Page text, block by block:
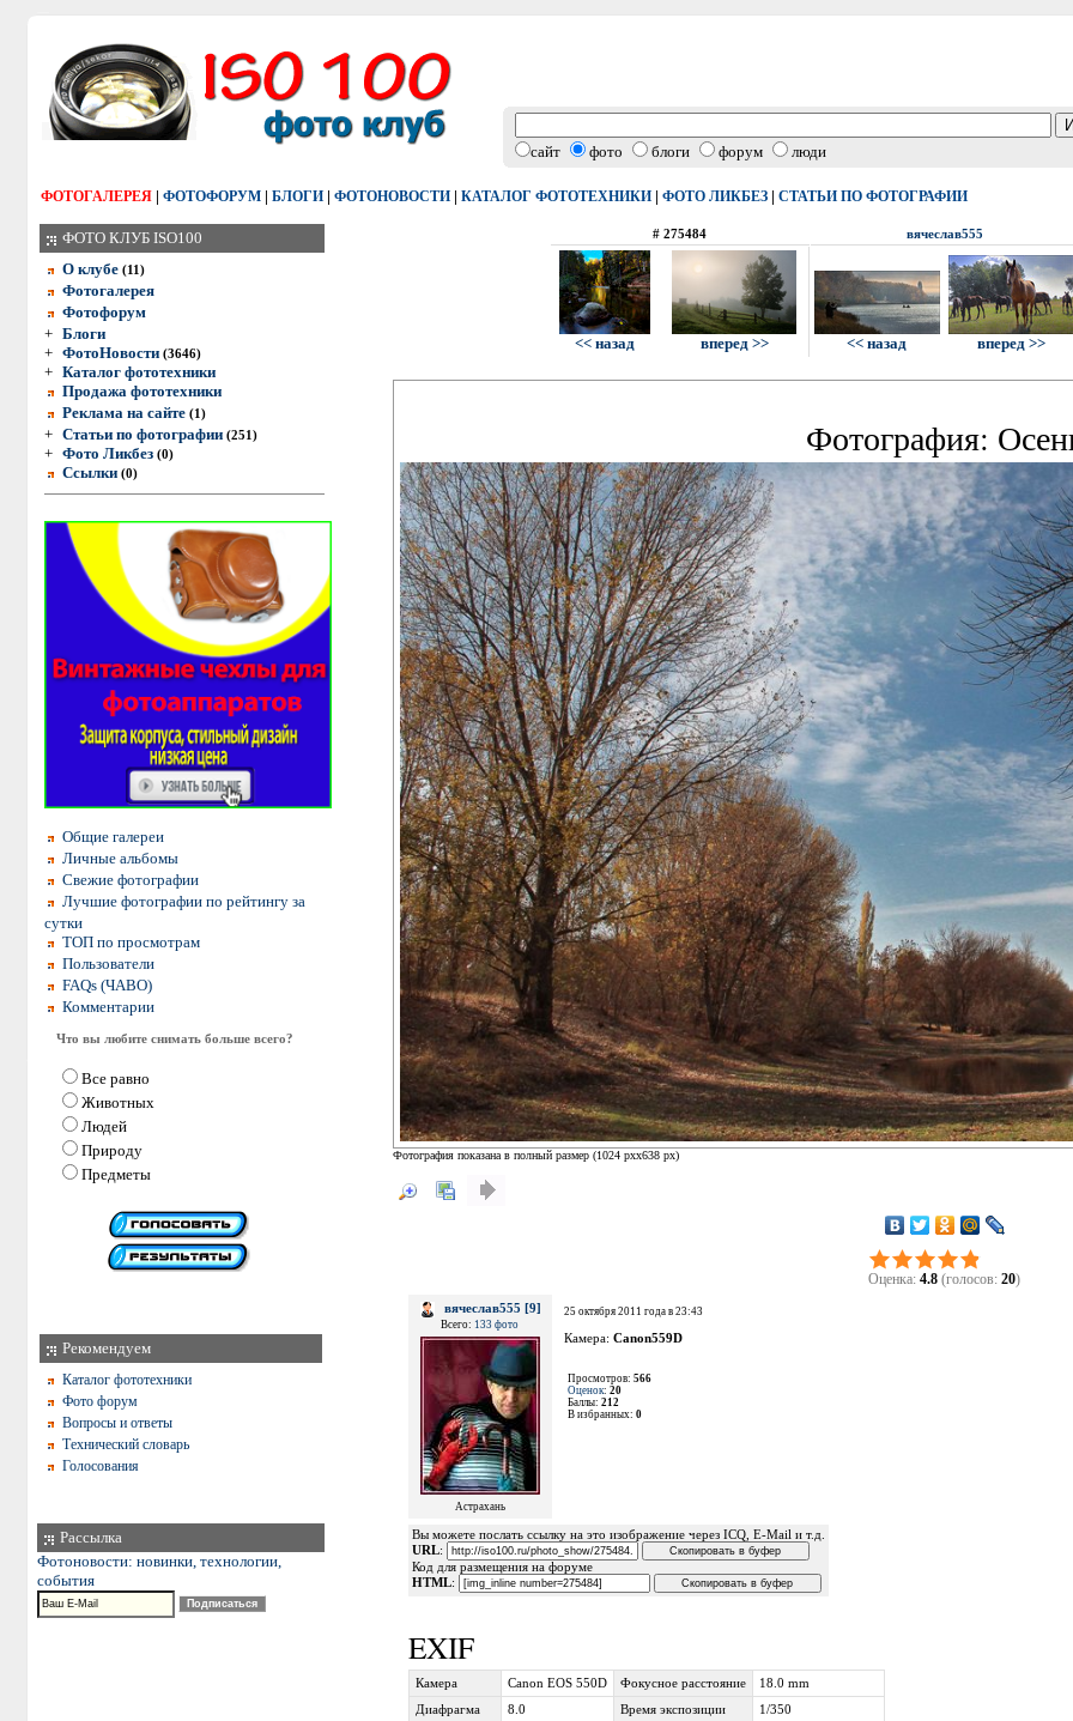
сайт фото блоги форум люди
ФОТОГАЛЕРЕЯ | ФОТОФОРУМ | БЛОГИ | ФОТОНОВОСТИ | КАТАЛОГ ФОТОТЕХНИКИ | ФОТО ЛИКБЕЗ | СТАТЬИ ПО ФОТОГРАФИИ
ФОТО КЛУБ ISO100
О клубе (11)
Фотогалерея
Фотофорум
+ Блоги
+ ФотоНовости (3646)
+ Каталог фототехники
Продажа фототехники
Реклама на сайте (1)
+ Статьи по фотографии (251)
+ Фото Ликбез (0)
Ссылки (0)
Общие галереи
Личные альбомы
Свежие фотографии
Лучшие фотографии по рейтингу за
сутки
ТОП по просмотрам
Пользователи
FAQs (ЧАВО)
Комментарии
Что вы любите снимать больше всего?
Все равно
Животных
Людей
Природу
Предметы
Рекомендуем
Каталог фототехники
Фото форум
Вопросы и ответы
Технический словарь
Голосования
Рассылка
Фотоновости: новинки, технологии,
события
# 275484 вячеслав555
<< назад вперед >> << назад вперед >>
Фотография:
Фотография показана в полный размер (1024 pxx638 px)
Оценка: 4.8 (голосов: 20)
вячеслав555 [9]
Всего: 133 фото
Астрахань
25 октября 2011 года в 23:43
Камера: Canon559D
Просмотров: 566
Оценок: 20
Баллы: 212
В избранных: 0
Вы можете послать ссылку на это изображение через ICQ, E-Mail и т.д.
URL:
Код для размещения на форуме
HTML:
EXIF
Камера Canon EOS 550D Фокусное расстояние
18.0 mm
Диафрагма
8.0 Время экспозиции
1/350